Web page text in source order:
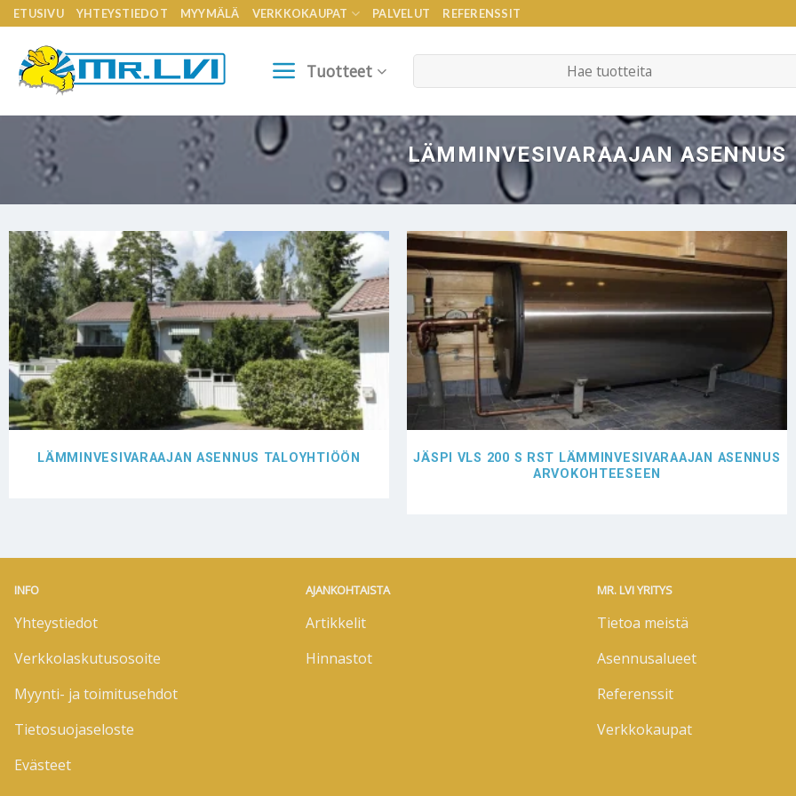
Skip
to
content
ETUSIVU YHTEYSTIEDOT MYYMÄLÄ VERKKOKAUPAT PALVELUT REFERENSSIT
Tuotteet
LÄMMINVESIVARAAJAN ASENNUS
LÄMMINVESIVARAAJAN ASENNUS TALOYHTIÖÖN
JÄSPI VLS 200 S RST LÄMMINVESIVARAAJAN ASENNUS
ARVOKOHTEESEEN
INFO
Yhteystiedot
Verkkolaskutusosoite
Myynti- ja toimitusehdot
Tietosuojaseloste
Evästeet
AJANKOHTAISTA
Artikkelit
Hinnastot
MR. LVI YRITYS
Tietoa meistä
Asennusalueet
Referenssit
Verkkokaupat